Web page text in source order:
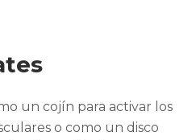
un cojín para activar los
o como un disco